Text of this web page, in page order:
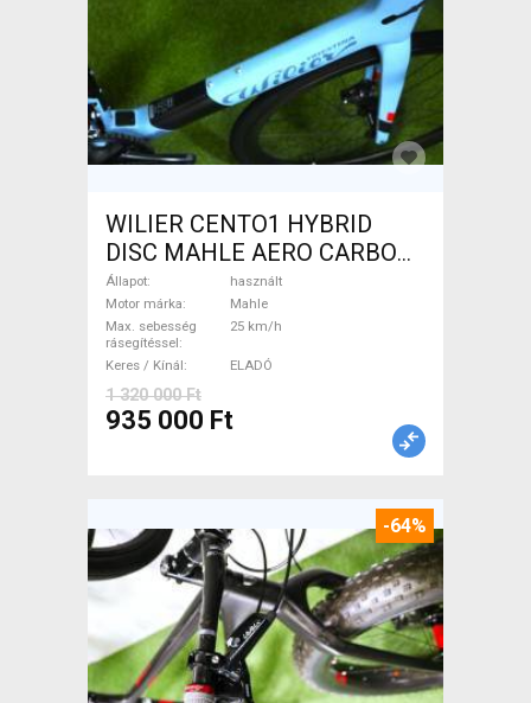
WILIER CENTO1 HYBRID
DISC MAHLE AERO CARBON
kerekek XL Elektromos
Országúti / Gravel Mahle
használt ELADÓ
Állapot
használt
Motor márka
Mahle
Max. sebesség
rásegítéssel
25 km/h
Keres / Kínál ELADÓ
1 320 000 Ft
935 000 Ft
-64%